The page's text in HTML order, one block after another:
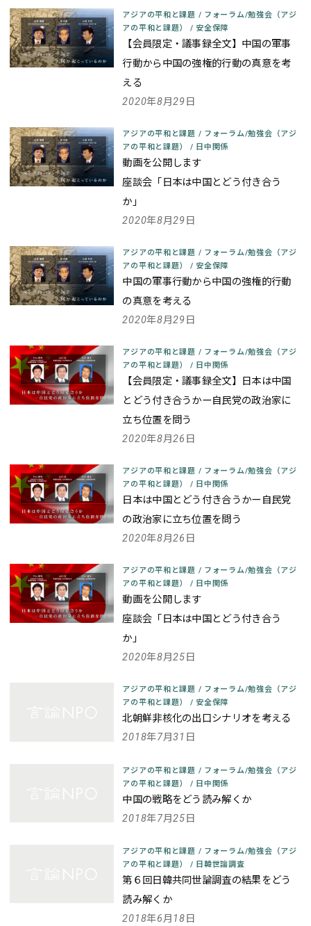
アジアの平和と課題 / フォーラム/勉強会（アジ
アの平和と課題） / 安全保障
【会員限定・議事録全文】中国の軍事
行動から中国の強権的行動の真意を考
える
2020年8月29日
アジアの平和と課題 / フォーラム/勉強会（アジ
アの平和と課題） / 日中関係
動画を公開します
座談会「日本は中国とどう付き合う
か」
2020年8月29日
アジアの平和と課題 / フォーラム/勉強会（アジ
アの平和と課題） / 安全保障
中国の軍事行動から中国の強権的行動
の真意を考える
2020年8月29日
アジアの平和と課題 / フォーラム/勉強会（アジ
アの平和と課題） / 日中関係
【会員限定・議事録全文】日本は中国
とどう付き合うかー自民党の政治家に
立ち位置を問う
2020年8月26日
アジアの平和と課題 / フォーラム/勉強会（アジ
アの平和と課題） / 日中関係
日本は中国とどう付き合うかー自民党
の政治家に立ち位置を問う
2020年8月26日
アジアの平和と課題 / フォーラム/勉強会（アジ
アの平和と課題） / 日中関係
動画を公開します
座談会「日本は中国とどう付き合う
か」
2020年8月25日
アジアの平和と課題 / フォーラム/勉強会（アジ
アの平和と課題） / 安全保障
北朝鮮非核化の出口シナリオを考える
2018年7月31日
アジアの平和と課題 / フォーラム/勉強会（アジ
アの平和と課題） / 日中関係
中国の戦略をどう読み解くか
2018年7月25日
アジアの平和と課題 / フォーラム/勉強会（アジ
アの平和と課題） / 日韓世論調査
第６回日韓共同世論調査の結果をどう
読み解くか
2018年6月18日